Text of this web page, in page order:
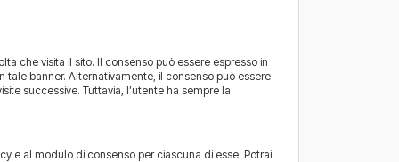
che visita il sito. Il consenso può essere espresso in
banner. Alternativamente, il consenso può essere
successive. Tuttavia, l’utente ha sempre la
e al modulo di consenso per ciascuna di esse. Potrai